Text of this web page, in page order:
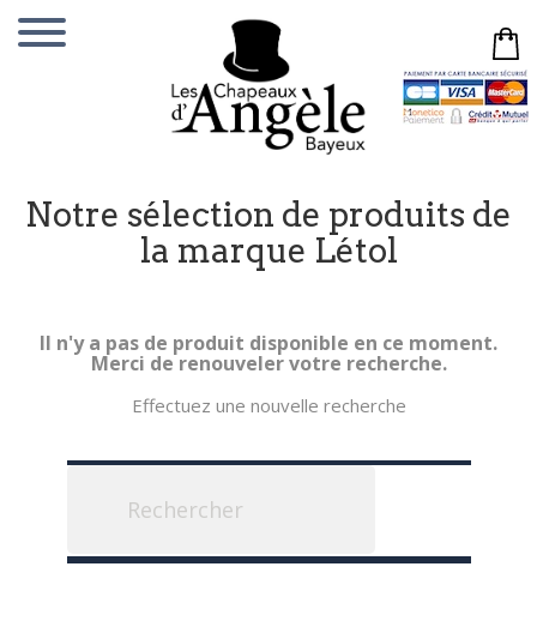
Notre sélection de produits de
la marque Létol
Il n'y a pas de produit disponible en ce moment.
Merci de renouveler votre recherche.
Effectuez une nouvelle recherche
